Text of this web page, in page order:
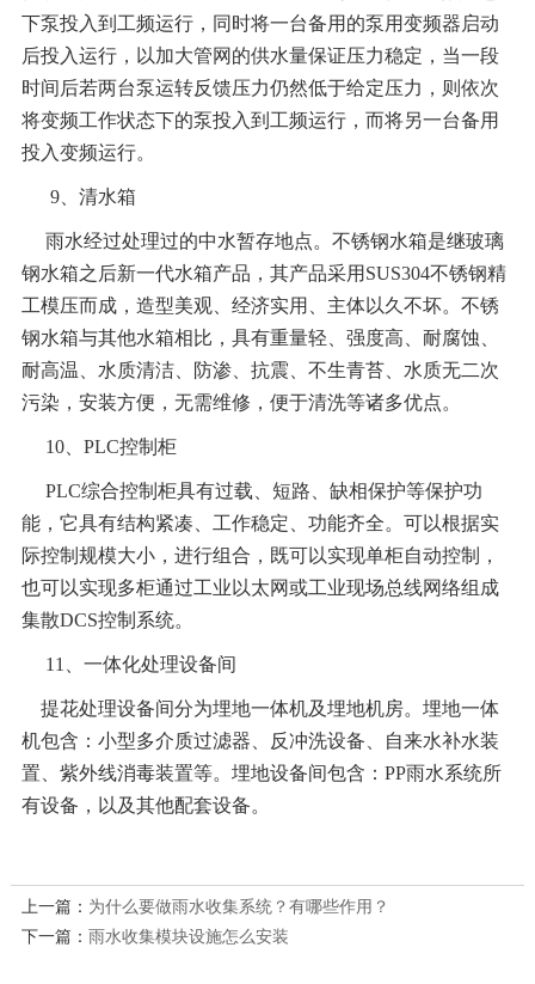
下泵投入到工频运行，同时将一台备用的泵用变频器启动
后投入运行，以加大管网的供水量保证压力稳定，当一段
时间后若两台泵运转反馈压力仍然低于给定压力，则依次
将变频工作状态下的泵投入到工频运行，而将另一台备用
投入变频运行。
9、清水箱
雨水经过处理过的中水暂存地点。不锈钢水箱是继玻璃
钢水箱之后新一代水箱产品，其产品采用SUS304不锈钢精
工模压而成，造型美观、经济实用、主体以久不坏。不锈
钢水箱与其他水箱相比，具有重量轻、强度高、耐腐蚀、
耐高温、水质清洁、防渗、抗震、不生青苔、水质无二次
污染，安装方便，无需维修，便于清洗等诸多优点。
10、PLC控制柜
PLC综合控制柜具有过载、短路、缺相保护等保护功
能，它具有结构紧凑、工作稳定、功能齐全。可以根据实
际控制规模大小，进行组合，既可以实现单柜自动控制，
也可以实现多柜通过工业以太网或工业现场总线网络组成
集散DCS控制系统。
11 、一体化处理设备间
提花处理设备间分为埋地一体机及埋地机房。埋地一体
机包含：小型多介质过滤器、反冲洗设备、自来水补水装
置、紫外线消毒装置等。埋地设备间包含：PP雨水系统所
有设备，以及其他配套设备。
上一篇： 为什么要做雨水收集系统？有哪些作用？
下一篇： 雨水收集模块设施怎么安装